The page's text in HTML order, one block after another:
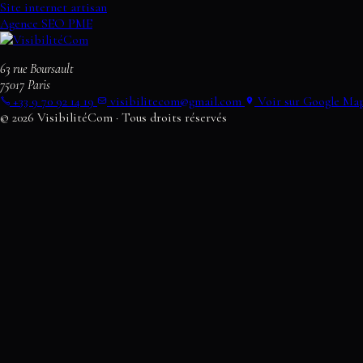
Site internet artisan
Agence SEO PME
63 rue Boursault
75017 Paris
+33 9 70 92 14 19
visibilitecom@gmail.com
Voir sur Google
© 2026 VisibilitéCom · Tous droits réservés